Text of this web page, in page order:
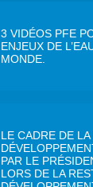
3 VIDÉOS PFE
ENJEUX DE
MONDE.
LE CADRE DE
PAR LE
LORS DE LA